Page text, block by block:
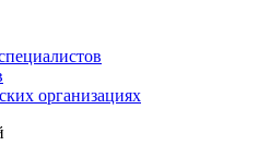
организациях